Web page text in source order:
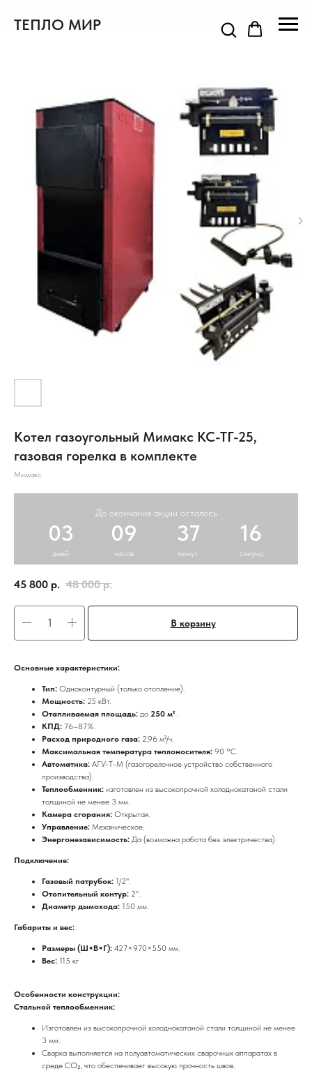
ТЕПЛО МИР
Котел газоугольный Мимакс КС-ТГ-25,
газовая горелка в комплекте
Мимакс
До окончания акции осталось
03
дней
09
часов
37
минут
16
секунд
45 800 р. 48 000 р.
В корзину
Основные характеристики:
Тип: Одноконтурный (только отопление).
Мощность: 25 кВт.
Отапливаемая площадь: до 250 м² .
КПД: 76–87%.
Расход природного газа: 2,96 м³/ч.
Максимальная температура теплоносителя: 90 °C.
Автоматика: АГУ-Т-М (газогорелочное устройство собственного
производства).
Теплообменник: изготовлен из высокопрочной холоднокатаной стали
толщиной не менее 3 мм.
Камера сгорания: Открытая.
Управление: Механическое.
Энергонезависимость: Да (возможна работа без электричества).
Подключение:
Газовый патрубок: 1/2".
Отопительный контур: 2".
Диаметр дымохода: 150 мм.
Габариты и вес:
Размеры (Ш×В×Г): 427×970×550 мм.
Вес: 115 кг
Особенности конструкции:
Стальной теплообменник:
Изготовлен из высокопрочной холоднокатаной стали толщиной не менее
3 мм.
Сварка выполняется на полуавтоматических сварочных аппаратах в
среде CO₂, что обеспечивает высокую прочность швов.